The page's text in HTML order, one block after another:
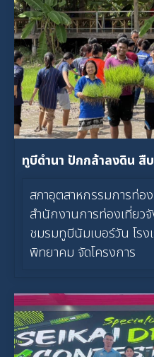
ทูบีดำนา ปักกล้าลงดิน สื
สภาอุตสาหกรรมการท่อ
สำนักงานการท่องเที่ยว
ชมรมทูบีนัมเบอร์วัน โรง
พิทยาคม จัดโครงการ